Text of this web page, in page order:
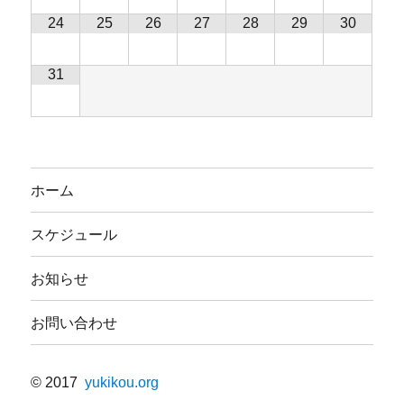
24 25 26 27 28 29 30
31
ホーム
スケジュール
お知らせ
お問い合わせ
© 2017 yukikou.org